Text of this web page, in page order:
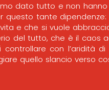
dato tutto e non
questo tante
e che si vuole
del tutto, che è il caos
con l’aridità di
quello slancio verso